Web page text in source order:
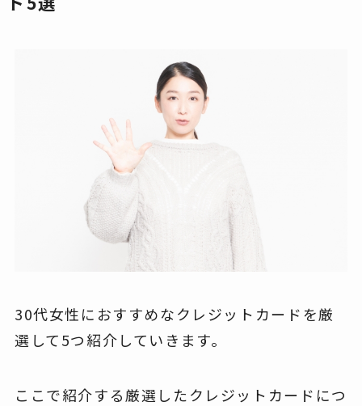
30代女性におすすめなクレジットカードを厳
選して5つ紹介していきます。
ここで紹介する厳選したクレジットカードにつ